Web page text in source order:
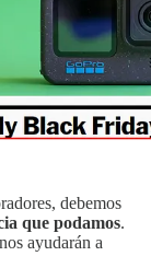
debemos
que podamos.
ayudarán a